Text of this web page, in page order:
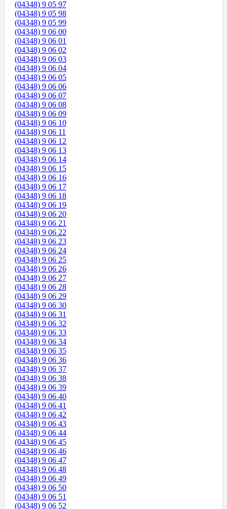
(04348) 9 05 97
(04348) 9 05 98
(04348) 9 05 99
(04348) 9 06 00
(04348) 9 06 01
(04348) 9 06 02
(04348) 9 06 03
(04348) 9 06 04
(04348) 9 06 05
(04348) 9 06 06
(04348) 9 06 07
(04348) 9 06 08
(04348) 9 06 09
(04348) 9 06 10
(04348) 9 06 11
(04348) 9 06 12
(04348) 9 06 13
(04348) 9 06 14
(04348) 9 06 15
(04348) 9 06 16
(04348) 9 06 17
(04348) 9 06 18
(04348) 9 06 19
(04348) 9 06 20
(04348) 9 06 21
(04348) 9 06 22
(04348) 9 06 23
(04348) 9 06 24
(04348) 9 06 25
(04348) 9 06 26
(04348) 9 06 27
(04348) 9 06 28
(04348) 9 06 29
(04348) 9 06 30
(04348) 9 06 31
(04348) 9 06 32
(04348) 9 06 33
(04348) 9 06 34
(04348) 9 06 35
(04348) 9 06 36
(04348) 9 06 37
(04348) 9 06 38
(04348) 9 06 39
(04348) 9 06 40
(04348) 9 06 41
(04348) 9 06 42
(04348) 9 06 43
(04348) 9 06 44
(04348) 9 06 45
(04348) 9 06 46
(04348) 9 06 47
(04348) 9 06 48
(04348) 9 06 49
(04348) 9 06 50
(04348) 9 06 51
(04348) 9 06 52